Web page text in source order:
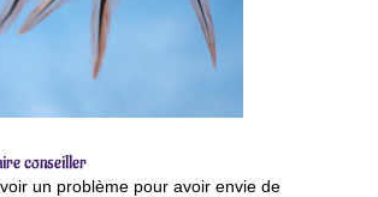
conseiller
un problème pour avoir envie de